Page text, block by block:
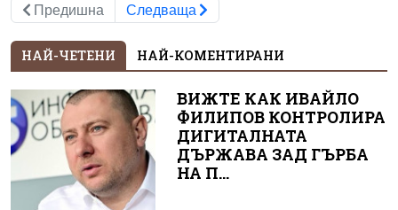
Предишна Следваща
НАЙ-ЧЕТЕНИ НАЙ-КОМЕНТИРАНИ
ВИЖТЕ КАК ИВАЙЛО
ФИЛИПОВ КОНТРОЛИРА
ДИГИТАЛНАТА
ДЪРЖАВА ЗАД ГЪРБА
НА П...